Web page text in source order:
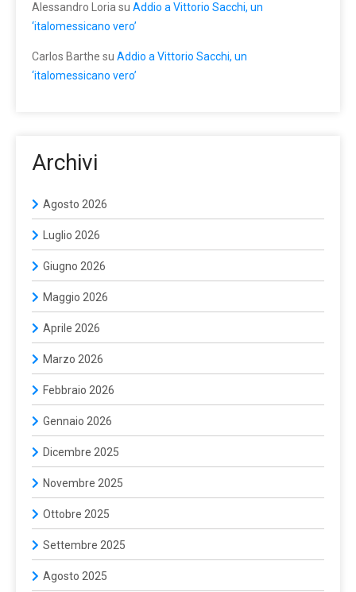
Alessandro Loriasu Addio a Vittorio Sacchi, un
‘italomessicano vero’
Carlos Barthe su Addio a Vittorio Sacchi, un
‘italomessicano vero’
Archivi
Agosto 2026
Luglio 2026
Giugno 2026
Maggio 2026
Aprile 2026
Marzo 2026
Febbraio 2026
Gennaio 2026
Dicembre 2025
Novembre 2025
Ottobre 2025
Settembre 2025
Agosto 2025